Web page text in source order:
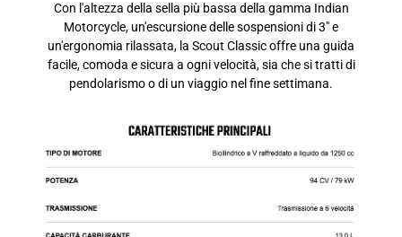
Con l'altezza della sella più bassa della gamma Indian
Motorcycle, un'escursione delle sospensioni di 3" e
un'ergonomia rilassata, la Scout Classic offre una guida
facile, comoda e sicura a ogni velocità, sia che si tratti di
pendolarismo o di un viaggio nel fine settimana.